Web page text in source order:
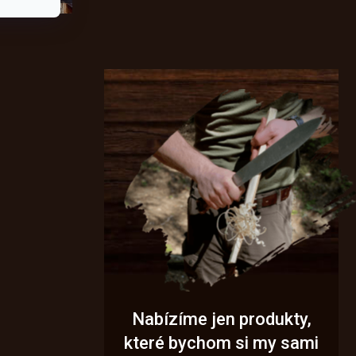
Nabízíme jen produkty,
které bychom si my sami